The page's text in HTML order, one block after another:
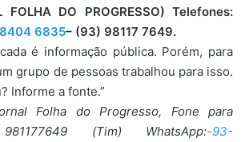
FOLHA DO PROGRESSO) Telefones:
6835– (93) 98117 7649.
é informação pública. Porém, para
grupo de pessoas trabalhou para isso.
Informe a fonte.”
Folha do Progresso, Fone para
(Tim) WhatsApp:-93-